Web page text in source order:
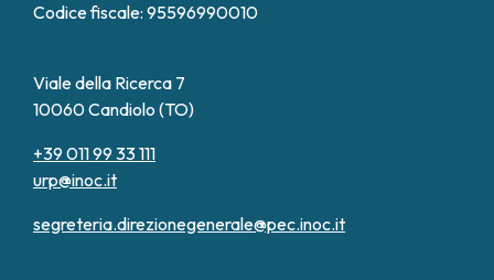
Codice fiscale: 95596990010
Viale della Ricerca 7
10060 Candiolo (TO)
+39 011 99 33 111
urp@inoc.it
segreteria.direzionegenerale@pec.inoc.it